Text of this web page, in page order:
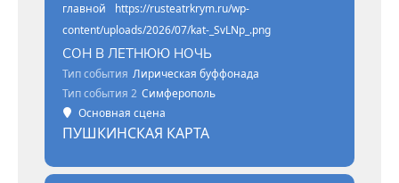
главной
https://rusteatrkrym.ru/wp-
content/uploads/2026/07/kat-_SvLNp_.png
СОН В ЛЕТНЮЮ НОЧЬ
Тип события Лирическая буффонада
Тип события 2 Симферополь
Основная сцена
ПУШКИНСКАЯ КАРТА